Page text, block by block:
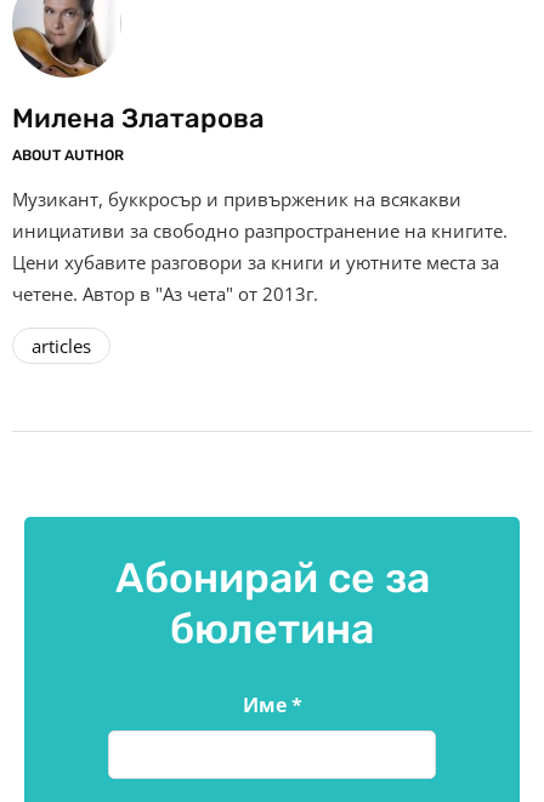
Милена Златарова
ABOUT AUTHOR
Музикант, буккросър и привърженик на всякакви
инициативи за свободно разпространение на книгите.
Цени хубавите разговори за книги и уютните места за
четене. Автор в "Аз чета" от 2013г.
articles
Абонирай се за
бюлетина
Име*